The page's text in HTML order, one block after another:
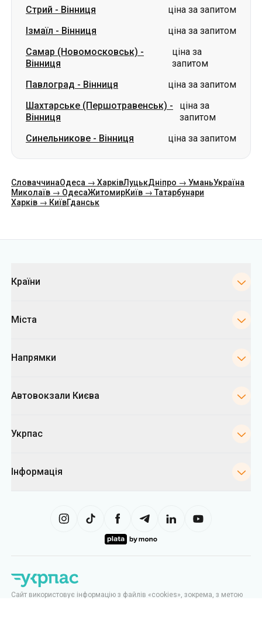
Стрий - Вінниця
ціна за запитом
Ізмаїл - Вінниця
ціна за запитом
Самар (Новомосковськ) -
Вінниця
ціна за
запитом
Павлоград - Вінниця
ціна за запитом
Шахтарське (Першотравенськ) -
Вінниця
ціна за
запитом
Синельникове - Вінниця ціна за запитом
СловаччинаОдеса → ХарківЛуцькДніпро → УманьУкраїна
Миколаїв → ОдесаЖитомирКиїв → Татарбунари
Харків → КиївГданськ
Країни
Міста
Напрямки
Автовокзали Києва
Укрпас
Інформація
Сайт використовує інформацію з файлів «cookies», зокрема, з метою